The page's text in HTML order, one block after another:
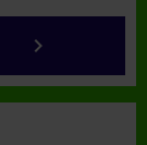
keyboard_arrow_right